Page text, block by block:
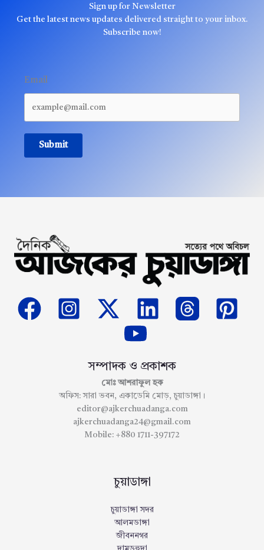
Sign up for Newsletter
Get the latest news updates delivered straight to your inbox.
Subscribe now!
Email
Submit
সম্পাদক ও প্রকাশক
মোঃ আশরাফুল হক
অফিস: সারা ভবন, একাডেমি মোড়, চুয়াডাঙ্গা।
editor@ajkerchuadanga.com
ajkerchuadanga24@gmail.com
Mobile: +880 1711-397172
চুয়াডাঙ্গা
চুয়াডাঙ্গা সদর
আলমডাঙ্গা
জীবননগর